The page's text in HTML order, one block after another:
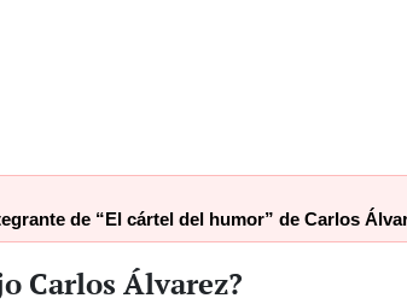
de “El cártel del humor” de Carlos
Carlos Álvarez?